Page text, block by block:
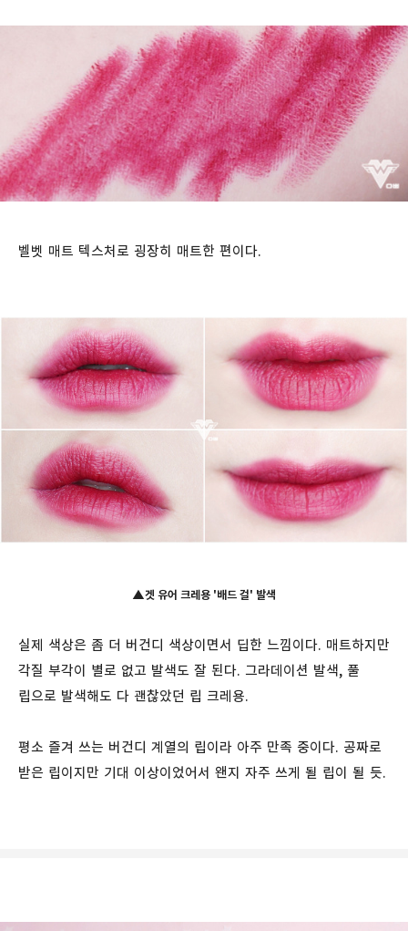
벨벳 매트 텍스처로 굉장히 매트한 편이다.
▲겟 유어 크레용 '배드 걸' 발색
실제 색상은 좀 더 버건디 색상이면서 딥한 느낌이다. 매트하지만
각질 부각이 별로 없고 발색도 잘 된다. 그라데이션 발색, 풀
립으로 발색해도 다 괜찮았던 립 크레용.
평소 즐겨 쓰는 버건디 계열의 립이라 아주 만족 중이다. 공짜로
받은 립이지만 기대 이상이었어서 왠지 자주 쓰게 될 립이 될 듯.